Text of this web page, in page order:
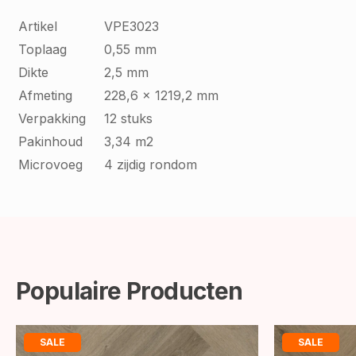
Artikel
VPE3023
Toplaag
0,55 mm
Dikte
2,5 mm
Afmeting
228,6 x 1219,2 mm
Verpakking
12 stuks
Pakinhoud
3,34 m2
Microvoeg
4 zijdig rondom
Populaire Producten
SALE SALE